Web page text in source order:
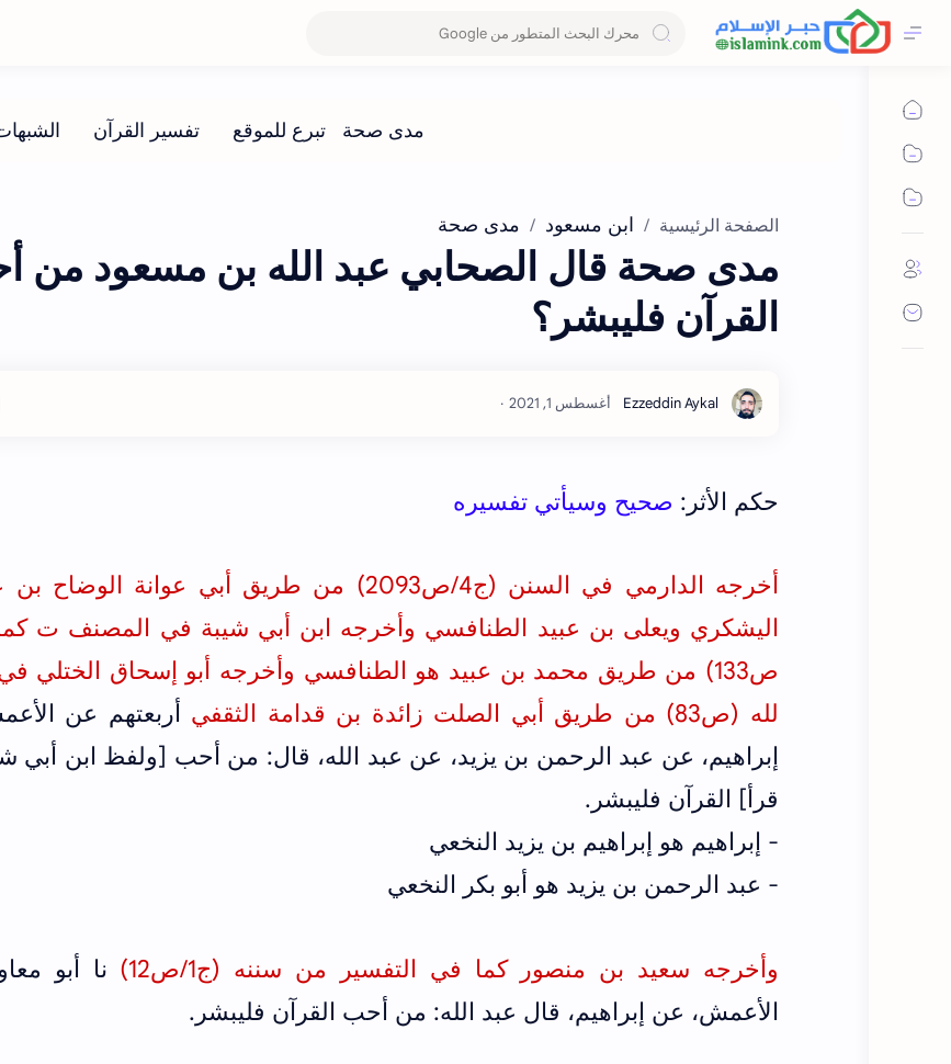
الصفحة الرئيسية ابن مسعود مدى صحة
مدى صحة قال الصحابي عبد الله بن مسعود من
القرآن فليبشر؟
حكم الأثر: صحيح وسيأتي تفسيره
أخرجه الدارمي في السنن (ج4/ص2093) من طريق أبي عوانة
اليشكري ويعلى بن عبيد الطنافسي
ص133) من طريق محمد بن عبيد هو الطنافسي وأخرجه أبو إسحاق الختلي
لله (ص83) من طريق أبي الصلت زائدة بن قدامة الثقفي
أربعتهم عن
إبراهيم، عن عبد الرحمن بن يزيد، عن عبد الله، قال: من أحب [ولفظ ابن أبي
قرأ] القرآن فليبشر.
- إبراهيم هو إبراهيم بن يزيد النخعي
- عبد الرحمن بن يزيد هو أبو بكر النخعي
وأخرجه سعيد بن منصور كما في التفسير من سننه (ج1/ص12)
نا أبو
الأعمش، عن إبراهيم، قال عبد الله: من أحب القرآن فليبشر.